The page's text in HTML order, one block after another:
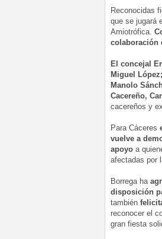
Reconocidas
que se jugará
Amiotrófica.
colaboración
El concejal
Miguel López;
Manolo
Cacereño,
cacereños y
Para Cáceres
vuelve a
apoyo a
afectadas por
Borrega ha
disposición
también
reconocer el
gran fiesta